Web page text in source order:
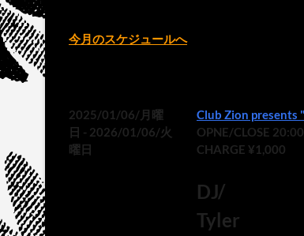
今月のスケジュールへ
2025/01/06/月曜
日 - 2026/01/06/火
曜日
Club Zion presents
OPNE/CLOSE
CHARGE ¥1,000
DJ/
Tyler